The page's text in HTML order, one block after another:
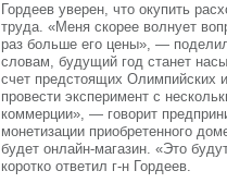
Гордеев уверен, что окупить
труда. «Меня скорее волнует
раз больше его цены», —
словам, будущий год станет
счет предстоящих Олимпийских
провести эксперимент с
коммерции», — говорит
монетизации приобретенного
будет онлайн-магазин. «Это
коротко ответил г-н Гордеев.